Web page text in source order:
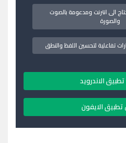
الى انترنت ومدعومة بالصوت
والصورة
الاندرويد
الايفون